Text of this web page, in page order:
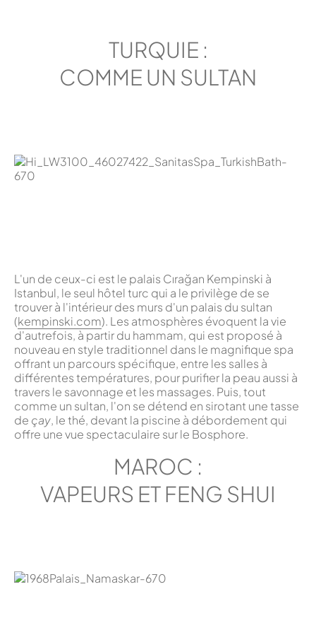
TURQUIE :
COMME UN SULTAN
L'un de ceux-ci est le palais Cırağan Kempinski à
Istanbul, le seul hôtel turc qui a le privilège de se
trouver à l'intérieur des murs d'un palais du sultan
(kempinski.com). Les atmosphères évoquent la vie
d'autrefois, à partir du hammam, qui est proposé à
nouveau en style traditionnel dans le magnifique spa
offrant un parcours spécifique, entre les salles à
différentes températures, pour purifier la peau aussi à
travers le savonnage et les massages. Puis, tout
comme un sultan, l'on se détend en sirotant une tasse
de çay, le thé, devant la piscine à débordement qui
offre une vue spectaculaire sur le Bosphore.
MAROC :
VAPEURS ET FENG SHUI